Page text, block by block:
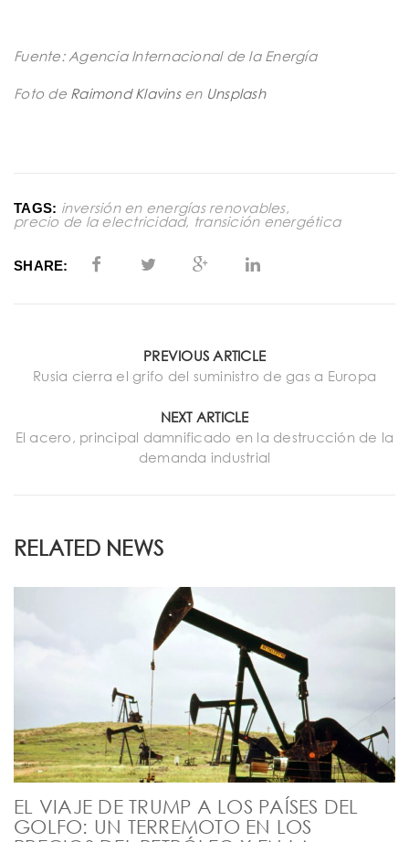
Fuente: Agencia Internacional de la Energía
Foto de Raimond Klavinsen Unsplash
TAGS: inversión en energías renovables,
precio de la electricidad, transición energética
SHARE:
PREVIOUS ARTICLE
Rusia cierra el grifo del suministro de gas a Europa
NEXT ARTICLE
El acero, principal damnificado en la destrucción de la
demanda industrial
RELATED NEWS
EL VIAJE DE TRUMP A LOS PAÍSES DEL
GOLFO: UN TERREMOTO EN LOS